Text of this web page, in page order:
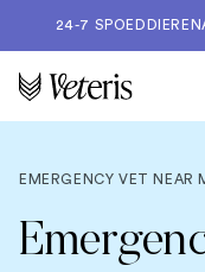
24-7
EMERGENCY VET NEAR